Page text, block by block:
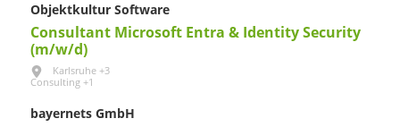
Objektkultur Software
Consultant Microsoft Entra & Identity Security
(m/w/d)
Karlsruhe +3
Consulting +1
bayernets GmbH